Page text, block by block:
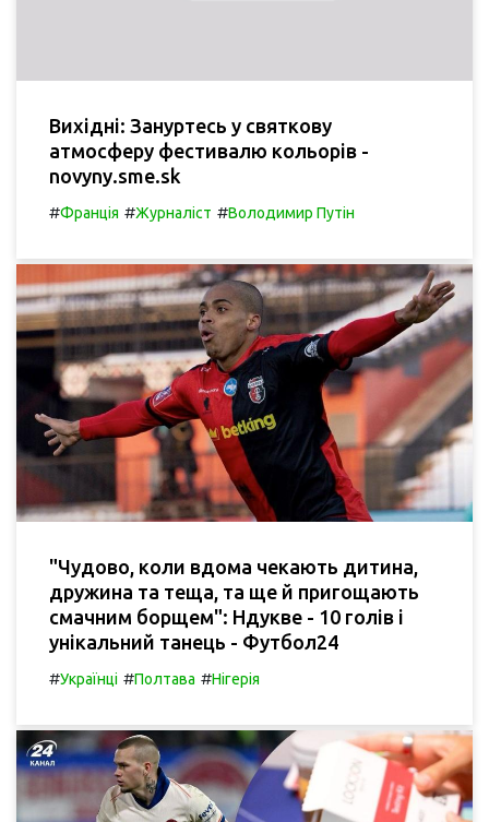
Вихідні: Зануртесь у святкову
атмосферу фестивалю кольорів -
novyny.sme.sk
#Франція #Журналіст #Володимир Путін
"Чудово, коли вдома чекають дитина,
дружина та теща, та ще й пригощають
смачним борщем": Ндукве - 10 голів і
унікальний танець - Футбол24
#Українці #Полтава #Нігерія